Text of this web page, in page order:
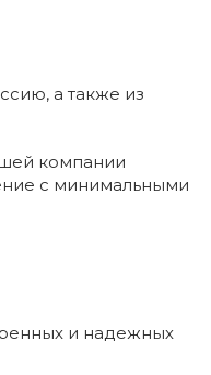
а также из
компании
с минимальными
и надежных